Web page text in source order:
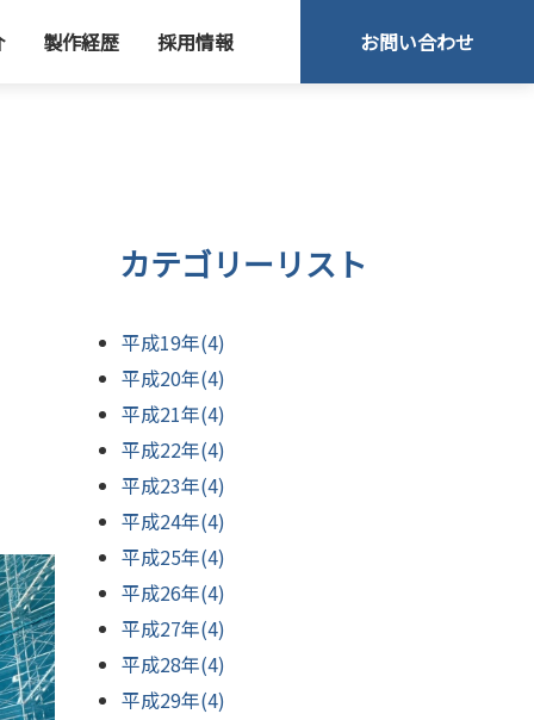
製作経歴 採用情報 お問い合わせ
カテゴリーリスト
平成19年(4)
平成20年(4)
平成21年(4)
平成22年(4)
平成23年(4)
平成24年(4)
平成25年(4)
平成26年(4)
平成27年(4)
平成28年(4)
平成29年(4)